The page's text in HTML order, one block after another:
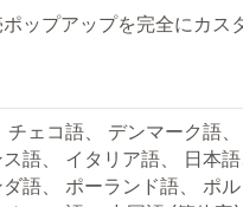
ップアップを完全にカス
チェコ語、 デンマーク語
語、 イタリア語、 日本
語、 ポーランド語、 ポ